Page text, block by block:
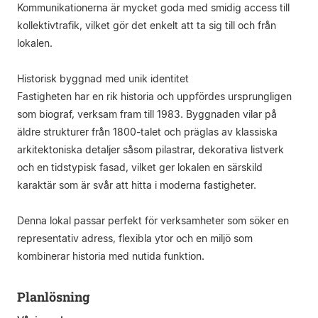
Kommunikationerna är mycket goda med smidig access till
kollektivtrafik, vilket gör det enkelt att ta sig till och från
lokalen.
Historisk byggnad med unik identitet
Fastigheten har en rik historia och uppfördes ursprungligen
som biograf, verksam fram till 1983. Byggnaden vilar på
äldre strukturer från 1800-talet och präglas av klassiska
arkitektoniska detaljer såsom pilastrar, dekorativa listverk
och en tidstypisk fasad, vilket ger lokalen en särskild
karaktär som är svår att hitta i moderna fastigheter.
Denna lokal passar perfekt för verksamheter som söker en
representativ adress, flexibla ytor och en miljö som
kombinerar historia med nutida funktion.
Planlösning